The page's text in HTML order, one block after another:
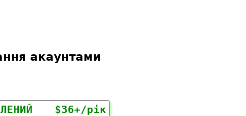
акаунтами
$36+/рік